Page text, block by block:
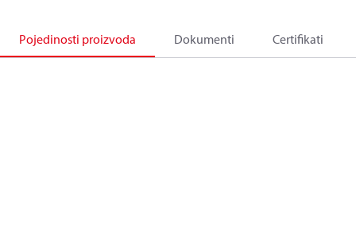
Pojedinosti proizvoda Dokumenti Certifikati